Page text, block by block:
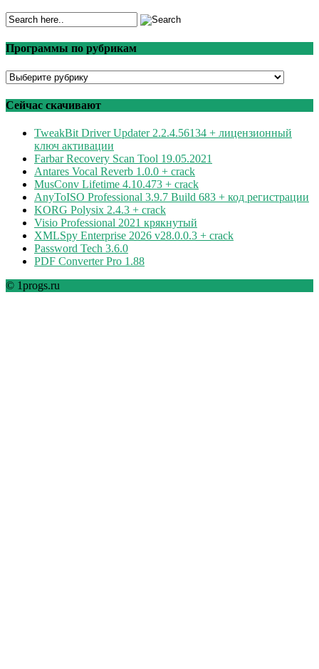
Программы по рубрикам
Программы
рубрикам
Сейчас скачивают
TweakBit Driver Updater 2.2.4.56134 + лицензионный
ключ активации
Farbar Recovery Scan Tool 19.05.2021
Antares Vocal Reverb 1.0.0 + crack
MusConv Lifetime 4.10.473 + crack
AnyToISO Professional 3.9.7 Build 683 + код регистрации
KORG Polysix 2.4.3 + crack
Visio Professional 2021 крякнутый
XMLSpy Enterprise 2026 v28.0.0.3 + crack
Password Tech 3.6.0
PDF Converter Pro 1.88
© 1progs.ru